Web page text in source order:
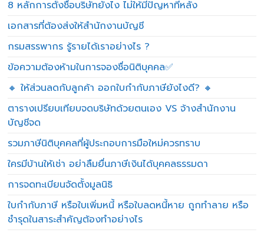
8 หลักการตั้งชื่อบริษัทยังไง ไม่ให้มีปัญหาทีหลัง
เอกสารที่ต้องส่งให้สำนักงานบัญชี
กรมสรรพากร รู้รายได้เราอย่างไร ?
ข้อความต้องห้ามในการจองชื่อนิติบุคคล✅
🔸 ให้ส่วนลดกับลูกค้า ออกใบกำกับภาษียังไงดี? 🔸
ตารางเปรียบเทียบจดบริษัทด้วยตนเอง VS จ้างสำนักงาน
บัญชีจด
รวมภาษีนิติบุคคลที่ผู้ประกอบการมือใหม่ควรทราบ
ใครมีบ้านให้เช่า อย่าลืมยื่นภาษีเงินได้บุคคลธรรมดา
การจดทะเบียนจัดตั้งมูลนิธิ
ใบกำกับภาษี หรือใบเพิ่มหนี้ หรือใบลดหนี้หาย ถูกทำลาย หรือ
ชำรุดในสาระสำคัญต้องทำอย่างไร